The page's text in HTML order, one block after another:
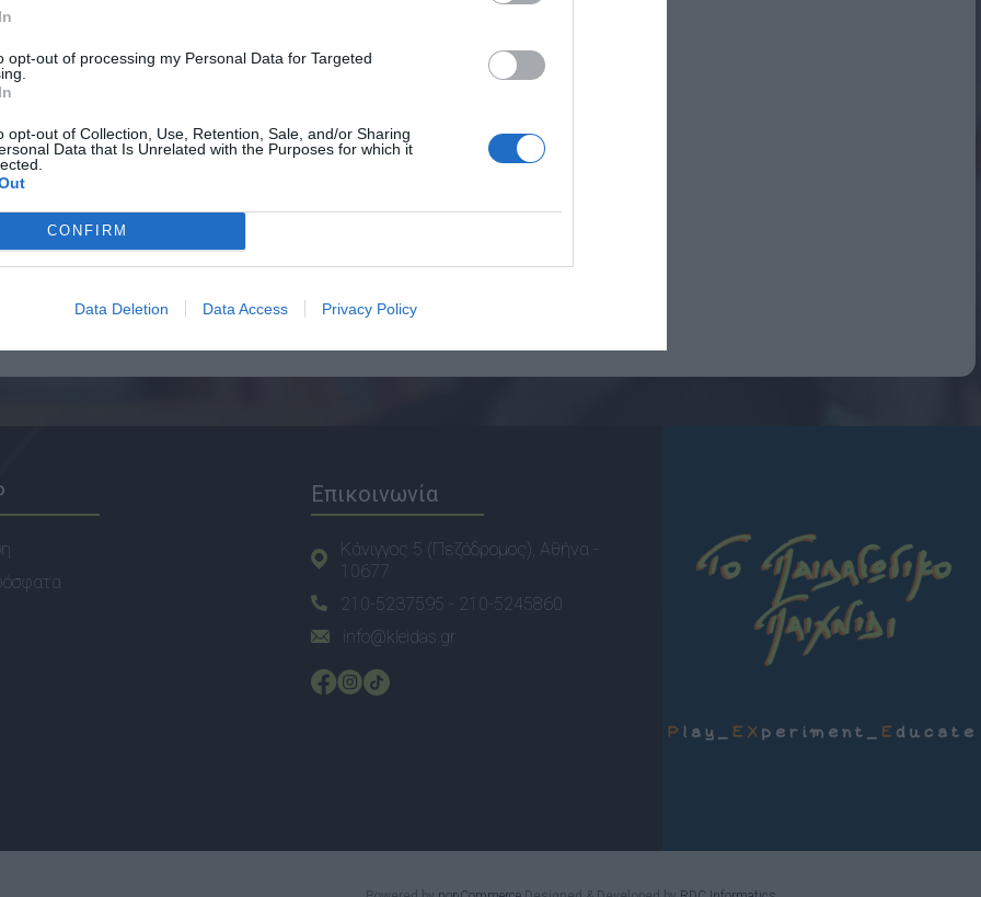
opt-out of processing my Personal Data for Targeted
opt-out of Collection, Use, Retention, Sale, and/or Sharing
Data that Is Unrelated with the Purposes for which it
CONFIRM
Data Deletion Data Access Privacy Policy
Επικοινωνία
Κάνιγγος 5 (Πεζόδρομος), Αθήνα -
10677
210-5237595 - 210-5245860
info@kleidas.gr